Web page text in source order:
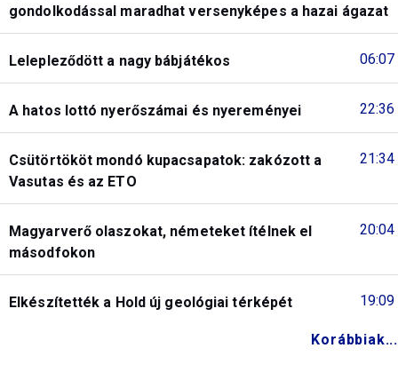
gondolkodással maradhat versenyképes a hazai ágazat
06:07
Lelepleződött a nagy bábjátékos
22:36
A hatos lottó nyerőszámai és nyereményei
21:34
Csütörtököt mondó kupacsapatok: zakózott a
Vasutas és az ETO
20:04
Magyarverő olaszokat, németeket ítélnek el
másodfokon
19:09
Elkészítették a Hold új geológiai térképét
Korábbiak...